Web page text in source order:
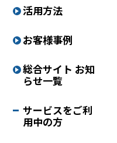
活用方法
お客様事例
総合サイト お知
らせ一覧
サービスをご利
用中の方